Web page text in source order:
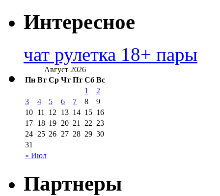
Интересное
чат рулетка 18+ пары
Август 2026
Пн Вт Ср Чт Пт Сб Вс
« Июл
1
2
3
4 5 6 7 8
9
10 11 12 13 14 15 16
17 18 19 20 21 22 23
24 25 26 27 28 29 30
31
Партнеры